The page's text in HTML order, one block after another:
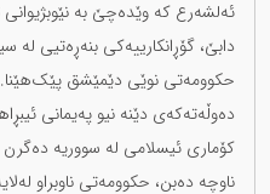
ئەلشەرع كە وێدەچێ بە نێوبژیوانی
دابێ، گۆڕانكارییەكی بنەڕەتیی لە
حكوومەتی نوێی دێمێشق پێک‌هێنا.
دەوڵەتەكەی دێنە نیو پەیمانی
كۆماری ئیسلامی لە سووریە دەگرن
ناوچە دەبن، حكوومەتی ناوبراو